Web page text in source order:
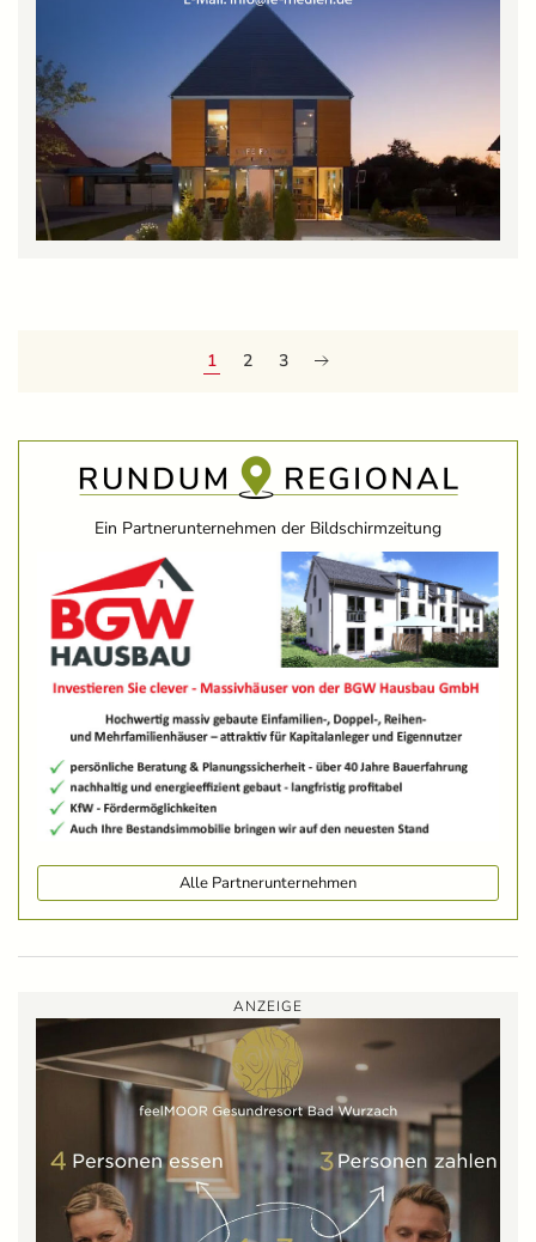
1 2 3
Ein Partnerunternehmen der Bildschirmzeitung
Alle Partnerunternehmen
ANZEIGE